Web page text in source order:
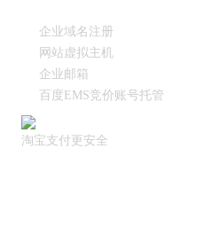
企业域名注册
网站虚拟主机
企业邮箱
百度EMS竞价账号托管
淘宝支付更安全